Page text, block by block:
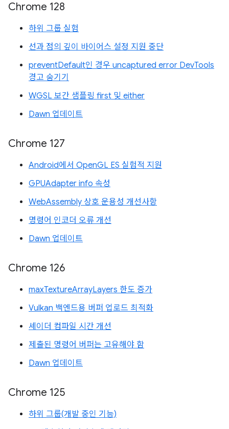
Chrome 128
하위 그룹 실험
선과 점의 깊이 바이어스 설정 지원 중단
preventDefault인 경우 uncaptured error DevTools
경고 숨기기
WGSL 보간 샘플링 first 및 either
Dawn 업데이트
Chrome 127
Android에서 OpenGL ES 실험적 지원
GPUAdapter info 속성
WebAssembly 상호 운용성 개선사항
명령어 인코더 오류 개선
Dawn 업데이트
Chrome 126
maxTextureArrayLayers 한도 증가
Vulkan 백엔드용 버퍼 업로드 최적화
셰이더 컴파일 시간 개선
제출된 명령어 버퍼는 고유해야 함
Dawn 업데이트
Chrome 125
하위 그룹(개발 중인 기능)